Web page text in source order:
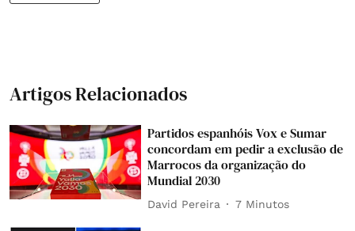
Artigos Relacionados
Partidos espanhóis Vox e Sumar
concordam em pedir a exclusão de
Marrocos da organização do
Mundial 2030
David Pereira 7 Minutos